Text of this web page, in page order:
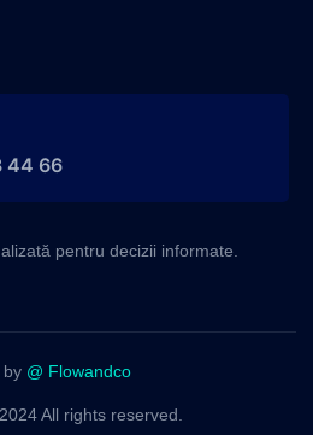
44 66
pentru decizii informate.
by @ Flowandco
All rights reserved.